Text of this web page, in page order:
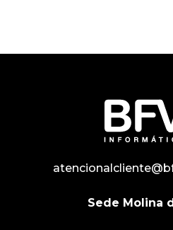
Sede Molina